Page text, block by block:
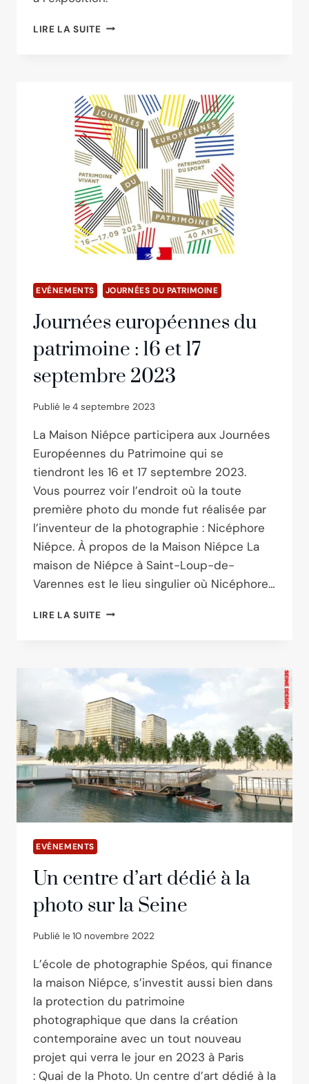
LIRE LA SUITE«
:
EXPOSITION
DE
KATE
BARRY
À
QUAI
DE
LA
PHOTO
EVÉNEMENTS JOURNÉES DU PATRIMOINE
Journées européennes du
patrimoine : 16 et 17
septembre 2023
Publié le4 septembre 2023
La Maison Niépce participera aux Journées
Européennes du Patrimoine qui se
tiendront les 16 et 17 septembre 2023.
Vous pourrez voir l’endroit où la toute
première photo du monde fut réalisée par
l’inventeur de la photographie : Nicéphore
Niépce. À propos de la Maison Niépce La
maison de Niépce à Saint-Loup-de-
Varennes est le lieu singulier où Nicéphore…
LIRE LA SUITEJOURNÉES
16
17
SEPTEMBRE
2023
EVÉNEMENTS
Un centre d’art dédié à la
photo sur la Seine
Publié le10 novembre 2022
L’école de photographie Spéos, qui finance
la maison Niépce, s’investit aussi bien dans
la protection du patrimoine
photographique que dans la création
contemporaine avec un tout nouveau
projet qui verra le jour en 2023 à Paris
: Quai de la Photo. Un centre d’art dédié à la